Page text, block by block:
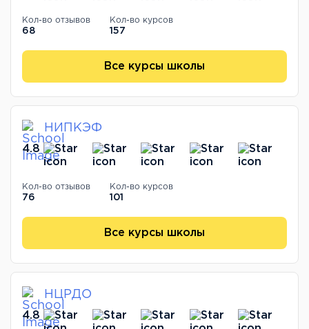
Кол-во отзывов
68
Кол-во курсов
157
Все курсы школы
НИПКЭФ
4.8
Кол-во отзывов
76
Кол-во курсов
101
Все курсы школы
НЦРДО
4.8